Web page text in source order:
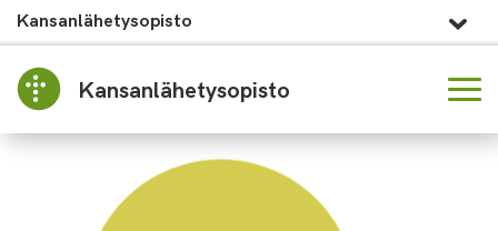
Kansanlähetysopisto
Kansanlähetysopisto